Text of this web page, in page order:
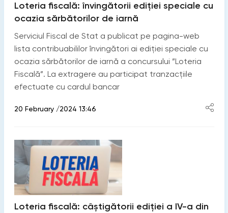
Loteria fiscală: învingătorii ediției speciale cu
ocazia sărbătorilor de iarnă
Serviciul Fiscal de Stat a publicat pe pagina-web
lista contribuabililor învingători ai ediției speciale cu
ocazia sărbătorilor de iarnă a concursului ”Loteria
Fiscală”. La extragere au participat tranzacțiile
efectuate cu cardul bancar
20 February /2024 13:46
Loteria fiscală: câștigătorii ediției a IV-a din